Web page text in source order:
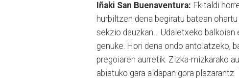
Iñaki San Buenaventura: Ekitaldi
hurbiltzen dena begiratu batean
sekzio dauzkan… Udaletxeko
genuke. Hori dena ondo antolatzeko,
pregoiaren aurretik. Zizka-mizkarako
abiatuko gara aldapan gora